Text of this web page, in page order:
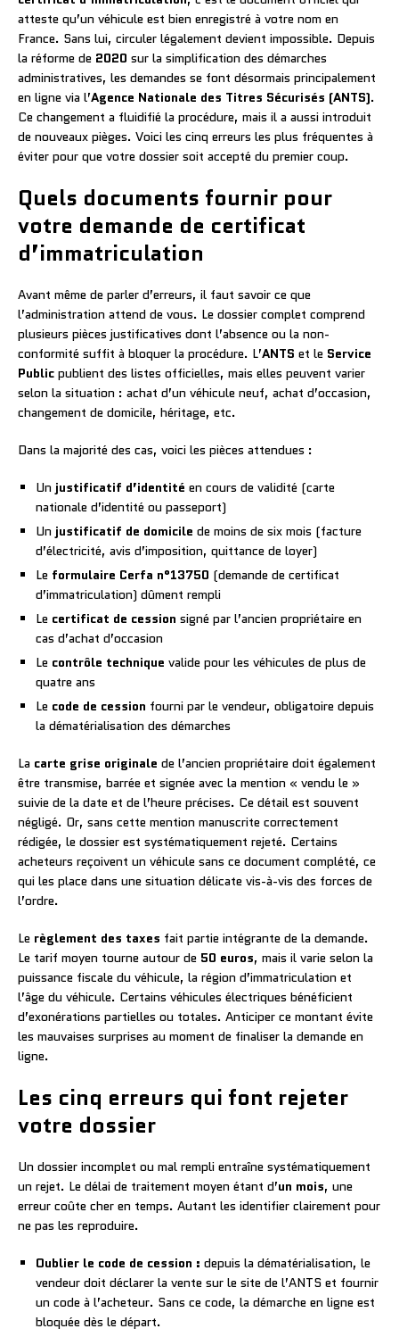
atteste qu’un véhicule est bien enregistré à votre nom en
France. Sans lui, circuler légalement devient impossible. Depuis
la réforme de 2020 sur la simplification des démarches
administratives, les demandes se font désormais principalement
en ligne via l’Agence Nationale des Titres Sécurisés (ANTS).
Ce changement a fluidifié la procédure, mais il a aussi introduit
de nouveaux pièges. Voici les cinq erreurs les plus fréquentes à
éviter pour que votre dossier soit accepté du premier coup.
Quels documents fournir pour
votre demande de certificat
d’immatriculation
Avant même de parler d’erreurs, il faut savoir ce que
l’administration attend de vous. Le dossier complet comprend
plusieurs pièces justificatives dont l’absence ou la non-
conformité suffit à bloquer la procédure. L’ANTS et le Service
Public publient des listes officielles, mais elles peuvent varier
selon la situation : achat d’un véhicule neuf, achat d’occasion,
changement de domicile, héritage, etc.
Dans la majorité des cas, voici les pièces attendues :
Un justificatif d’identité en cours de validité (carte
nationale d’identité ou passeport)
Un justificatif de domicile de moins de six mois (facture
d’électricité, avis d’imposition, quittance de loyer)
Le formulaire Cerfa n°13750 (demande de certificat
d’immatriculation) dûment rempli
Le certificat de cession signé par l’ancien propriétaire en
cas d’achat d’occasion
Le contrôle technique valide pour les véhicules de plus de
quatre ans
Le code de cession fourni par le vendeur, obligatoire depuis
la dématérialisation des démarches
La carte grise originale de l’ancien propriétaire doit également
être transmise, barrée et signée avec la mention « vendu le »
suivie de la date et de l’heure précises. Ce détail est souvent
négligé. Or, sans cette mention manuscrite correctement
rédigée, le dossier est systématiquement rejeté. Certains
acheteurs reçoivent un véhicule sans ce document complété, ce
qui les place dans une situation délicate vis-à-vis des forces de
l’ordre.
Le règlement des taxes fait partie intégrante de la demande.
Le tarif moyen tourne autour de 50 euros, mais il varie selon la
puissance fiscale du véhicule, la région d’immatriculation et
l’âge du véhicule. Certains véhicules électriques bénéficient
d’exonérations partielles ou totales. Anticiper ce montant évite
les mauvaises surprises au moment de finaliser la demande en
ligne.
Les cinq erreurs qui font rejeter
votre dossier
Un dossier incomplet ou mal rempli entraîne systématiquement
un rejet. Le délai de traitement moyen étant d’un mois, une
erreur coûte cher en temps. Autant les identifier clairement pour
ne pas les reproduire.
Oublier le code de cession : depuis la dématérialisation, le
vendeur doit déclarer la vente sur le site de l’ANTS et fournir
un code à l’acheteur. Sans ce code, la démarche en ligne est
bloquée dès le départ.